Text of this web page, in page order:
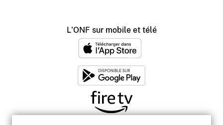
L'ONF sur mobile et télé